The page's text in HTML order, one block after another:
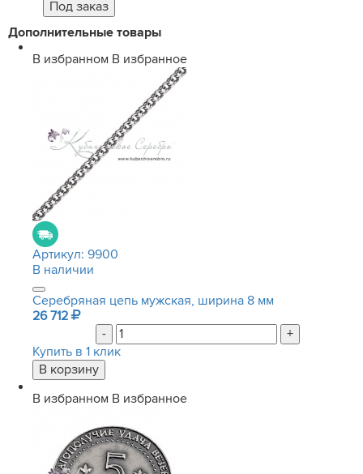
Дополнительные товары
В избранном В избранное
Артикул: 9900
В наличии
Серебряная цепь мужская, ширина 8 мм
26 712
-
+
Купить в 1 клик
В избранном В избранное